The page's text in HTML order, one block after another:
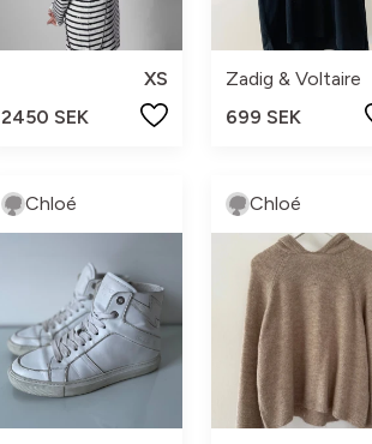
XS
2450 SEK
Zadig & Voltaire
699 SEK
Chloé Chloé